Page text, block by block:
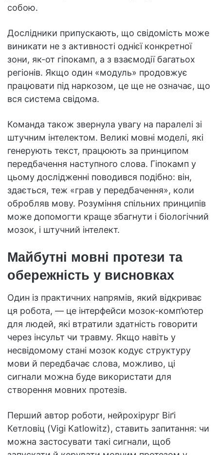
собою.
Дослідники припускають, що свідомість може
виникати не з активності однієї конкретної
зони, як-от гіпокамп, а з взаємодії багатьох
регіонів. Якщо один «модуль» продовжує
працювати під наркозом, це ще не означає, що
вся система свідома.
Команда також звернула увагу на паралелі зі
штучним інтелектом. Великі мовні моделі, які
генерують текст, працюють за принципом
передбачення наступного слова. Гіпокамп у
цьому дослідженні поводився подібно: він,
здається, теж «грав у передбачення», коли
обробляв мову. Розуміння спільних принципів
може допомогти краще збагнути і біологічний
мозок, і штучний інтелект.
Майбутні мовні протези та
обережність у висновках
Один із практичних напрямів, який відкриває
ця робота, — це інтерфейси мозок-комп’ютер
для людей, які втратили здатність говорити
через інсульт чи травму. Якщо навіть у
несвідомому стані мозок кодує структуру
мови й передбачає слова, можливо, ці
сигнали можна буде використати для
створення мовних протезів.
Перший автор роботи, нейрохірург Віґі
Кетловіц (Vigi Katlowitz), ставить запитання: чи
можна застосувати такі сигнали, щоб